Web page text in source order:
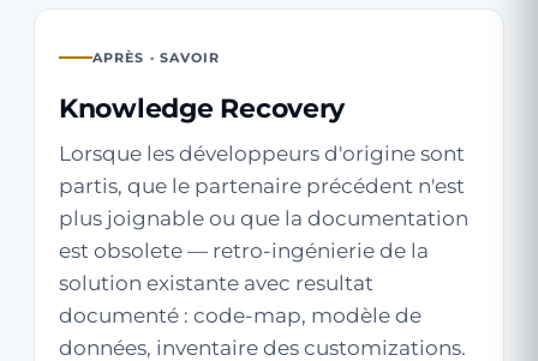
APRÈS · SAVOIR
Knowledge Recovery
Lorsque les développeurs d'origine sont
partis, que le partenaire précédent n'est
plus joignable ou que la documentation
est obsolete — retro-ingénierie de la
solution existante avec resultat
documenté : code-map, modèle de
données, inventaire des customizations.